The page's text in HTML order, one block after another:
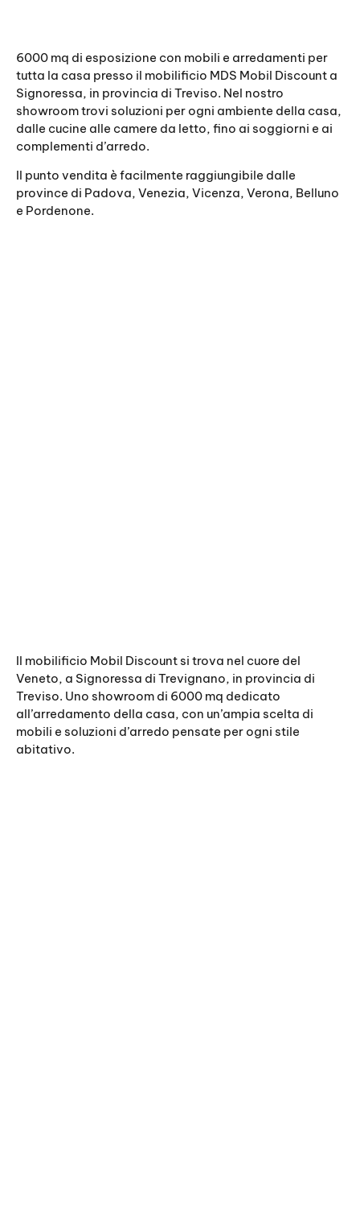
6000 mq di esposizione con mobili e arredamenti per
tutta la casa presso il mobilificio MDS Mobil Discount a
Signoressa, in provincia di Treviso. Nel nostro
showroom trovi soluzioni per ogni ambiente della casa,
dalle cucine alle camere da letto, fino ai soggiorni e ai
complementi d’arredo.
Il punto vendita è facilmente raggiungibile dalle
province di Padova, Venezia, Vicenza, Verona, Belluno
e Pordenone.
Il mobilificio Mobil Discount si trova nel cuore del
Veneto, a Signoressa di Trevignano, in provincia di
Treviso. Uno showroom di 6000 mq dedicato
all’arredamento della casa, con un’ampia scelta di
mobili e soluzioni d’arredo pensate per ogni stile
abitativo.